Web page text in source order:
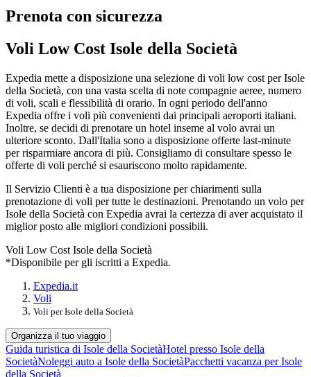
Prenota con sicurezza
Voli Low Cost Isole della Società
Expedia mette a disposizione una selezione di voli low cost per Isole
della Società, con una vasta scelta di note compagnie aeree, numero
di voli, scali e flessibilità di orario. In ogni periodo dell'anno
Expedia offre i voli più convenienti dai principali aeroporti italiani.
Inoltre, se decidi di prenotare un hotel inseme al volo avrai un
ulteriore sconto. Dall'Italia sono a disposizione offerte last-minute
per risparmiare ancora di più. Consigliamo di consultare spesso le
offerte di voli perché si esauriscono molto rapidamente.
Il Servizio Clienti è a tua disposizione per chiarimenti sulla
prenotazione di voli per tutte le destinazioni. Prenotando un volo per
Isole della Società con Expedia avrai la certezza di aver acquistato il
miglior posto alle migliori condizioni possibili.
Voli Low Cost Isole della Società
*Disponibile per gli iscritti a Expedia.
Expedia.it
Voli
Voli per Isole della Società
Organizza il tuo viaggio
Guida turistica di Isole della SocietàHotel presso Isole della
SocietàNoleggi auto a Isole della SocietàPacchetti vacanza per Isole
della Società